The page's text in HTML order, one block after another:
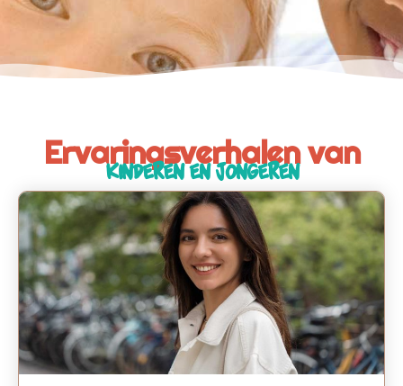
Ervaringsverhalen van
Kinderen en Jongeren